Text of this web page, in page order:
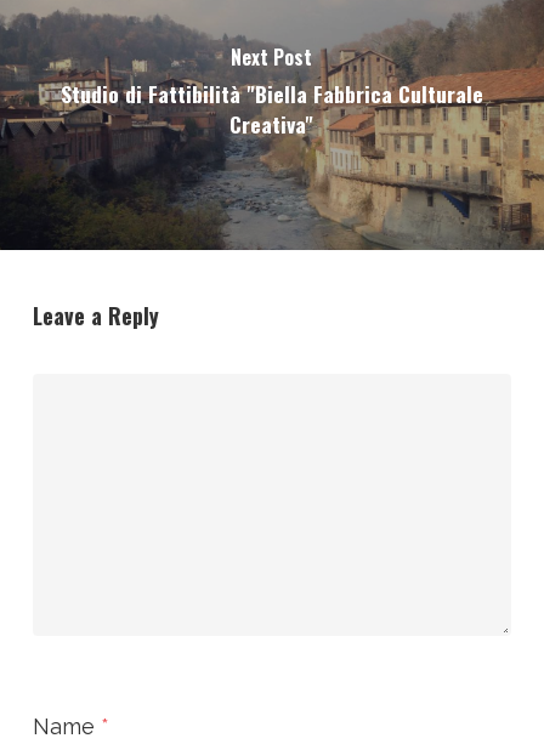
Next Post
Studio di Fattibilità "Biella Fabbrica Culturale
Creativa"
Leave a Reply
Name *